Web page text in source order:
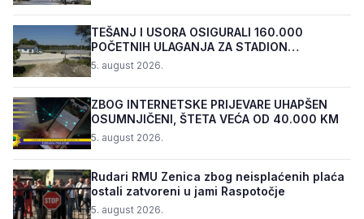
TEŠANJ I USORA OSIGURALI 160.000
POČETNIH ULAGANJA ZA STADION
„TOPOLIK“
5. august 2026.
ZBOG INTERNETSKE PRIJEVARE UHAPŠEN
OSUMNJIČENI, ŠTETA VEĆA OD 40.000 KM
5. august 2026.
Rudari RMU Zenica zbog neisplaćenih plaća
ostali zatvoreni u jami Raspotočje
5. august 2026.